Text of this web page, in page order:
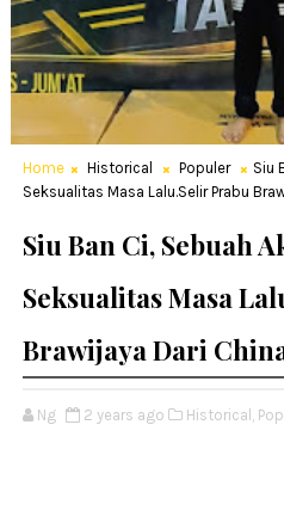
Home Historical Populer
Siu
Seksualitas Masa Lalu.Selir Prabu
Siu Ban Ci, Sebuah
Seksualitas Masa
Brawijaya Dari
Ng 2 years ago Historical,